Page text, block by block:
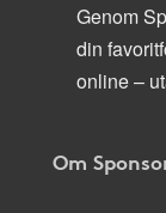
Genom
din
online –
Om